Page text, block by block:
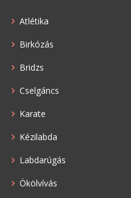
Atlétika
Birkózás
Bridzs
Cselgáncs
Karate
Kézilabda
Labdarúgás
Ökölvívás